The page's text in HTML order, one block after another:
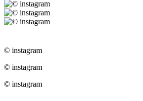
© instagram
© instagram
© instagram